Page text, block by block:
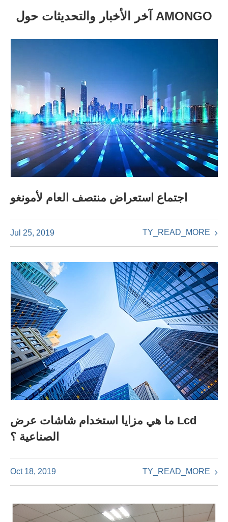
آخر الأخبار والتحديثات حول AMONGO
اجتماع استعراض منتصف العام لأمونغو
Jul 25, 2019 TY_READ_MORE
ما هي مزايا استخدام شاشات عرض Lcd
الصناعية ؟
Oct 18, 2019 TY_READ_MORE